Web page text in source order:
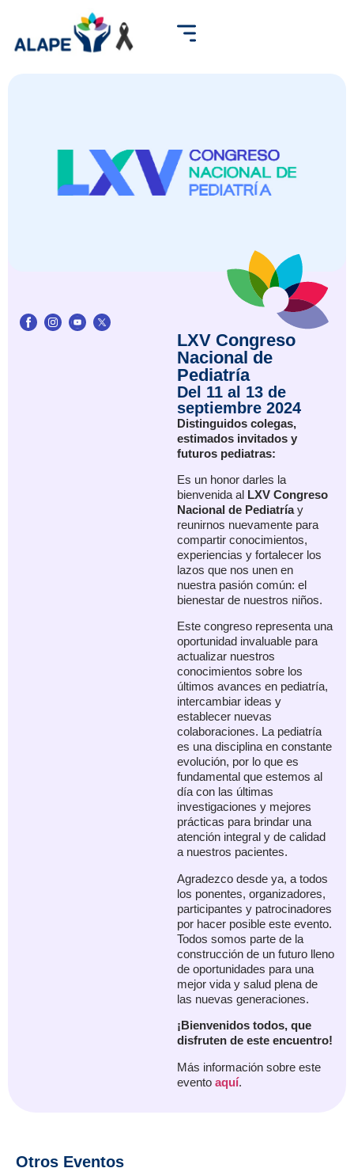
LXV Congreso
Nacional de
Pediatría
Del 11 al 13 de
septiembre 2024
Distinguidos colegas,
estimados invitados y
futuros pediatras:
Es un honor darles la
bienvenida al LXV Congreso
Nacional de Pediatríay
reunirnos nuevamente para
compartir conocimientos,
experiencias y fortalecer los
lazos que nos unen en
nuestra pasión común: el
bienestar de nuestros niños.
Este congreso representa una
oportunidad invaluable para
actualizar nuestros
conocimientos sobre los
últimos avances en pediatría,
intercambiar ideas y
establecer nuevas
colaboraciones. La pediatría
es una disciplina en constante
evolución, por lo que es
fundamental que estemos al
día con las últimas
investigaciones y mejores
prácticas para brindar una
atención integral y de calidad
a nuestros pacientes.
Agradezco desde ya, a todos
los ponentes, organizadores,
participantes y patrocinadores
por hacer posible este evento.
Todos somos parte de la
construcción de un futuro lleno
de oportunidades para una
mejor vida y salud plena de
las nuevas generaciones.
¡Bienvenidos todos, que
disfruten de este encuentro!
Más información sobre este
evento aquí.
Otros Eventos